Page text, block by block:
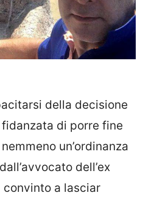
della decisione
di porre fine
un’ordinanza
dell’ex
a lasciar